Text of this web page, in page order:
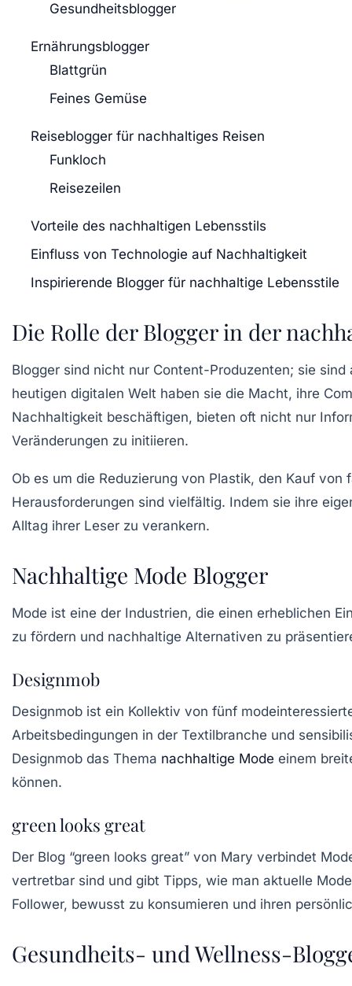
Gesundheitsblogger
Ernährungsblogger
Blattgrün
Feines Gemüse
Reiseblogger für nachhaltiges Reisen
Funkloch
Reisezeilen
Vorteile des nachhaltigen Lebensstils
Einfluss von Technologie auf Nachhaltigkeit
Inspirierende Blogger für nachhaltige Lebensstile
Die Rolle der Blogger in der
Blogger sind nicht nur Content-Produzenten; sie
heutigen digitalen Welt haben sie die Macht, ihre
Nachhaltigkeit beschäftigen, bieten oft nicht nur
Veränderungen zu initiieren.
Ob es um die Reduzierung von Plastik, den Kauf
Herausforderungen sind vielfältig. Indem sie ihre
Alltag ihrer Leser zu verankern.
Nachhaltige Mode Blogger
Mode ist eine der Industrien, die einen erheblichen
zu fördern und nachhaltige Alternativen zu
Designmob
Designmob ist ein Kollektiv von fünf
Arbeitsbedingungen in der Textilbranche und
Designmob das Thema nachhaltige Mode einem
können.
green looks great
Der Blog “green looks great” von Mary verbindet
vertretbar sind und gibt Tipps, wie man aktuelle
Follower, bewusst zu konsumieren und ihren
Gesundheits- und Wellness-